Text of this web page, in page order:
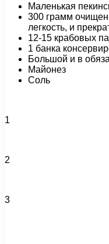
Маленькая
300 грамм
легкость, и
12-15 крабовых
1 банка
Большой и в
Майонез
Соль
1
2
3